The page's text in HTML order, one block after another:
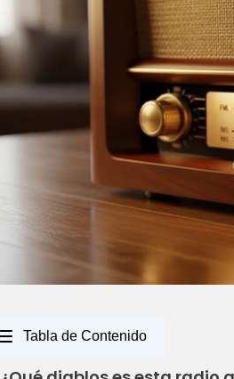
Tabla de Contenido